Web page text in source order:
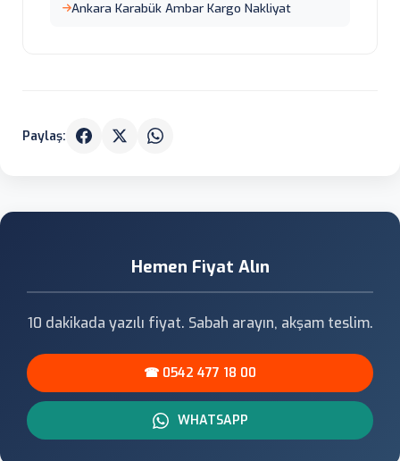
Ankara Karabük Ambar Kargo Nakliyat
Paylaş:
Hemen Fiyat Alın
10 dakikada yazılı fiyat. Sabah arayın, akşam teslim.
☎ 0542 477 18 00
WHATSAPP